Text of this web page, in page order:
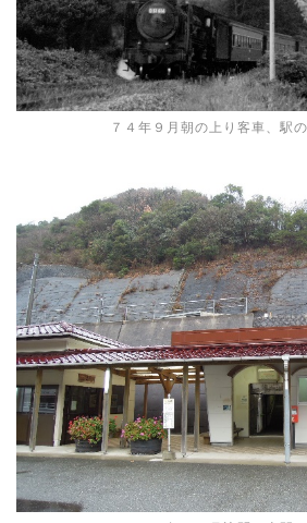
７４年９月朝の上り客車、駅